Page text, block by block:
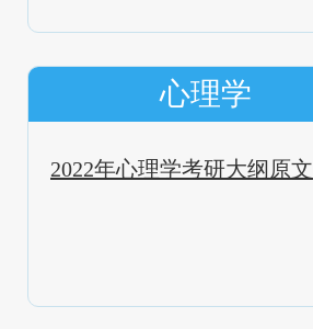
心理学
2022年心理学考研大纲原文